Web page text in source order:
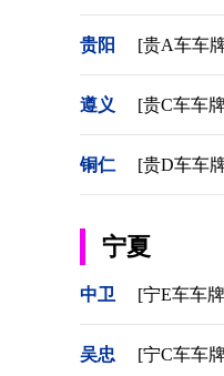
贵阳 [贵A车车
遵义 [贵C车车
铜仁 [贵D车车
宁夏
中卫 [宁E车车
吴忠 [宁C车车